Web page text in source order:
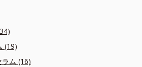
(19)
ム (16)